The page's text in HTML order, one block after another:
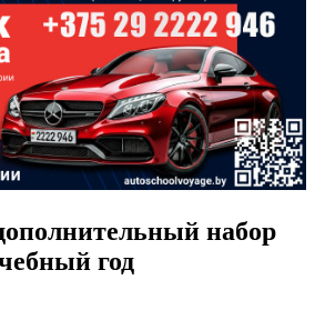
набор
год